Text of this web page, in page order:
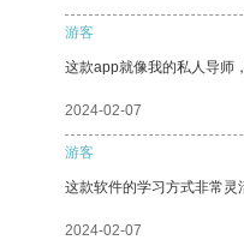
游客
这款app就像我的私人导师
2024-02-07
游客
这款软件的学习方式非常灵
2024-02-07